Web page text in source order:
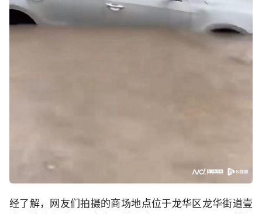
经了解，网友们拍摄的商场地点位于龙华区龙华街道壹